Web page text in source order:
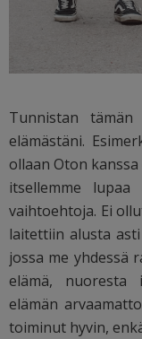
Tunnistan
elämästäni.
ollaan Oton
itsellemme
vaihtoehtoja. Ei
laitettiin alusta
jossa me yhdessä
elämä, nuoresta
elämän
toiminut hyvin,